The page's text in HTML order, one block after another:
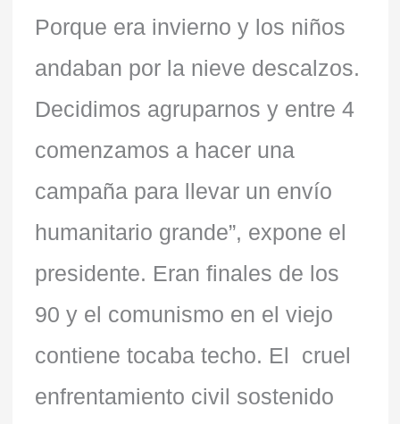
Porque era invierno y los niños
andaban por la nieve descalzos.
Decidimos agruparnos y entre 4
comenzamos a hacer una
campaña para llevar un envío
humanitario grande”, expone el
presidente. Eran finales de los
90 y el comunismo en el viejo
contiene tocaba techo. El cruel
enfrentamiento civil sostenido